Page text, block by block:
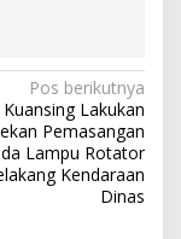
Pos berikutnya
Lakukan
Pemasangan
Lampu Rotator
Kendaraan
Dinas